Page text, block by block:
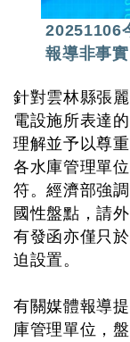
20251106
報導非事實
針對雲林縣張
電設施所表達
理解並予以尊
各水庫管理單
符。經濟部強
國性盤點，請
有發函亦僅只
迫設置。
有關媒體報導
庫管理單位，